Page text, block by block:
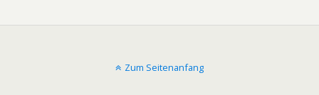
Zum Seitenanfang